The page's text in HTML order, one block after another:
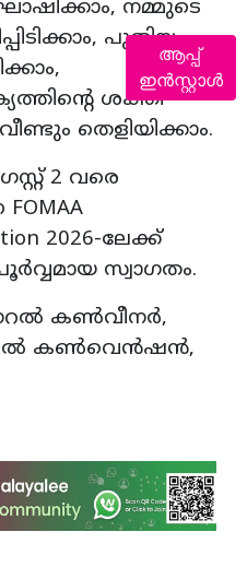
നമ്മുടെ
പുതിയ
ശക്തി
തെളിയിക്കാം.
2 വരെ
2026-ലേക്ക്
സ്വാഗതം.
കൺവീനർ,
കൺവെൻഷൻ,
ആപ്പ്
ഇൻസ്റ്റാൾ